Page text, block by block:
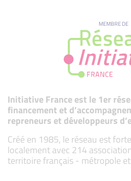
MEMBRE DE
Initiative France est le 1er
financement et
repreneurs et développeurs
Créé en 1985, le réseau est
localement avec 214
territoire français - métropole